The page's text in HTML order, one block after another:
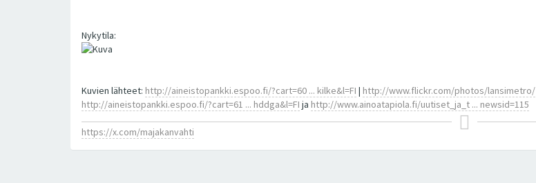
Nykytila:
Kuvien lähteet: http://aineistopankki.espoo.fi/?cart=60 ... kilke&l=FI | http://www.flickr.com/photos/lansimetro/
http://aineistopankki.espoo.fi/?cart=61 ... hddga&l=FI ja http://www.ainoatapiola.fi/uutiset_ja_t ... newsid=115
https://x.com/majakanvahti